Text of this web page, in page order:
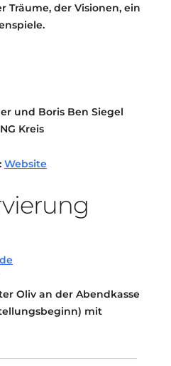
Träume, der Visionen, ein
und Boris Ben Siegel
Kreis
: Website
Oliv an der Abendkasse
mit